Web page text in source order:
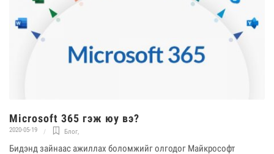
Microsoft 365 гэж юу вэ?
2020-05-19 Блог
Бидэнд зайнаас ажиллах боломжийг олгодог Майкрософт